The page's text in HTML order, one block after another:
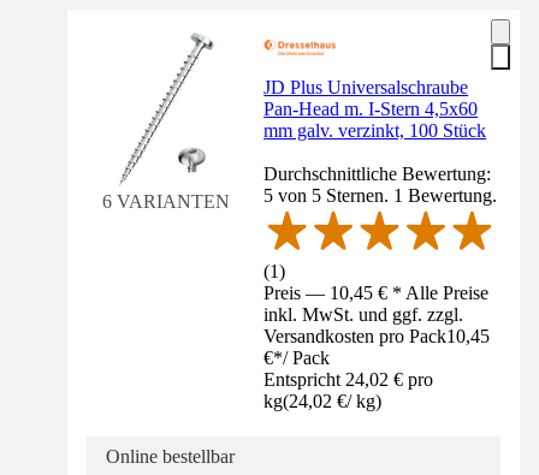
6 VARIANTEN
JD Plus Universalschraube
Pan-Head m. I-Stern 4,5x60
mm galv. verzinkt, 100 Stück
Durchschnittliche Bewertung:
5 von 5 Sternen. 1 Bewertung.
(1)
Preis — 10,45 € * Alle Preise
inkl. MwSt. und ggf. zzgl.
Versandkosten pro Pack10,45
€*/ Pack
Entspricht 24,02 € pro
kg(24,02 €/ kg)
Online bestellbar